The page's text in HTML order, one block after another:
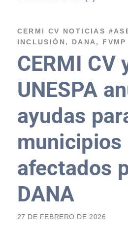
27 DE FEBRERO DE 2026
CERMI CV
UNESPA
ayudas
municipios
afectados
DANA
CERMI CV NOTICIAS
INCLUSIÓN , DANA, FVMP